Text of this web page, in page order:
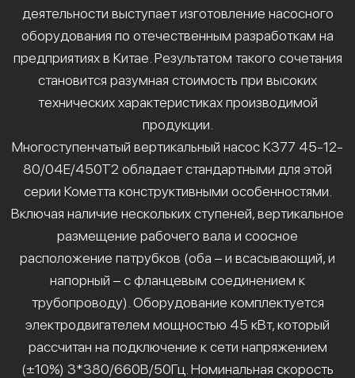
деятельности выступает изготовление насосного
оборудования по отечественным разработкам на
предприятиях в Китае. Результатом такого сочетания
становится разумная стоимость при высоких
технических характеристиках производимой
продукции.
Многоступенчатый вертикальный насос К377 45-12-
80/04Е/450Т2 обладает стандартными для этой
серии Кометта конструктивными особенностями.
Включая наличие нескольких ступеней, вертикальное
размещение рабочего вала и соосное
расположение патрубков (оба – и всасывающий, и
напорный – с фланцевым соединением к
трубопроводу). Оборудование комплектуется
электродвигателем мощностью 45 кВт, который
рассчитан на подключение к сети напряжением
(±10%) 3*380/660В/50Гц. Номинальная скорость